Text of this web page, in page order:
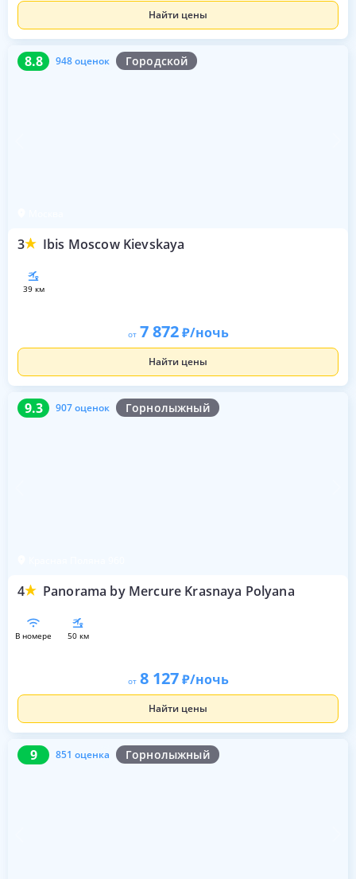
Найти цены
8.8 948 оценок Городской
3 Ibis Moscow Kievskaya
8.8 948 оценок
39 км
от 7 872 /ночь
Найти цены
9.3 907 оценок Горнолыжный
4 Panorama by Mercure Krasnaya Polyana
9.3 907 оценок
в номере 50 км
от 8 127 /ночь
Найти цены
9 851 оценка Горнолыжный
9 851 оценка